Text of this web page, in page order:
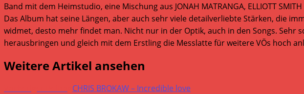
Band mit dem Heimstudio, eine Mischung aus JONAH MATRANGA, ELLIOTT SMITH
Das Album hat seine Längen, aber auch sehr viele detailverliebte Stärken, die
widmet, desto mehr findet man. Nicht nur in der Optik, auch in den Songs. Sehr
herausbringen und gleich mit dem Erstling die Messlatte für weitere VÖs hoch
Weitere Artikel ansehen
CHRIS BROKAW – Incredible love